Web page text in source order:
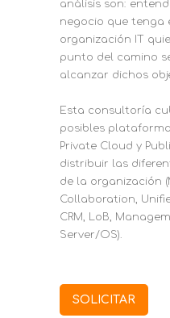
análisis son:
negocio que tenga
organización IT
punto del camino
alcanzar dichos
Esta consultoría
posibles
Private Cloud y
distribuir las
de la organización
Collaboration,
CRM, LoB,
Server/OS).
SOLICITAR